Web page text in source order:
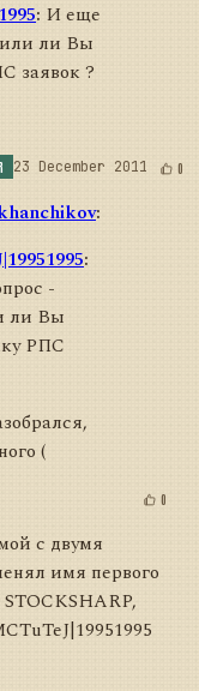
: И еще
ли Вы
заявок ?
23 December 2011 0
:
:
-
ли Вы
РПС
(
0
с двумя
имя первого